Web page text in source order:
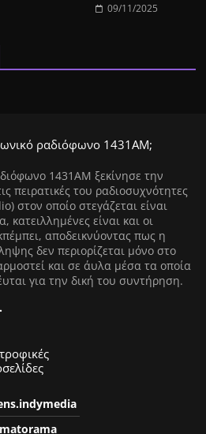
09/11/2025
ραδιόφωνο 1431ΑΜ;
1431AM ξεκίνησε την
πειρατικές του ραδιοσυχνότητες
στον οποίο στεγάζεται είναι
κατειλλημένες είναι και οι
αποδεικνύοντας πως η
δεν περιορίζεται μόνο στο
και σε άυλα μέσα τα οποία
για την δική του συντήρηση.